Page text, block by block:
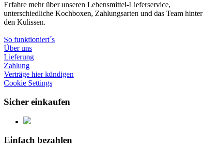
Erfahre mehr über unseren Lebensmittel-Lieferservice,
unterschiedliche Kochboxen, Zahlungsarten und das Team hinter
den Kulissen.
So funktioniert´s
Über uns
Lieferung
Zahlung
Verträge hier kündigen
Cookie Settings
Sicher einkaufen
Einfach bezahlen